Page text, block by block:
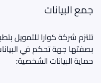
جمع البيانات
تلتزم شركة كوارا للتمويل
بصفتها جهة تحكم في
حماية البيانات الشخصية: